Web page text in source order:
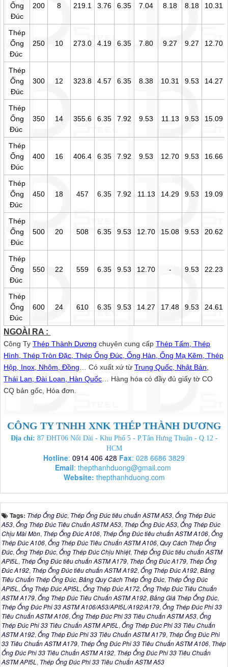
Ống
Đúc
200 8 219.1 3.76 6.35 7.04 8.18 8.18 10.31
Thép
Ống
Đúc
250 10 273.0 4.19 6.35 7.80 9.27 9.27 12.70
Thép
Ống
Đúc
300 12 323.8 4.57 6.35 8.38 10.31 9.53 14.27
Thép
Ống
Đúc
350 14 355.6 6.35 7.92 9.53 11.13 9.53 15.09
Thép
Ống
Đúc
400 16 406.4 6.35 7.92 9.53 12.70 9.53 16.66
Thép
Ống
Đúc
450 18 457 6.35 7.92 11.13 14.29 9.53 19.09
Thép
Ống
Đúc
500 20 508 6.35 9.53 12.70 15.08 9.53 20.62
Thép
Ống
Đúc
550 22 559 6.35 9.53 12.70 - 9.53 22.23
Thép
Ống
Đúc
600 24 610 6.35 9.53 14.27 17.48 9.53 24.61
NGOÀI RA :
Công TyThép Thành Dương chuyên cung cấpThép Tấm, Thép
Hình, Thép Tròn Đặc, Thép Ống Đúc, Ống Hàn, Ống Mạ Kẽm, Thép
Hộp, Inox, Nhôm, Đồng… Có xuất xứ từTrung Quốc, Nhật Bản,
Thái Lan, Đài Loan, Hàn Quốc… Hàng hóa có đầy đủ giấy tờ CO
CQ bản gốc, Hóa đơn.
CÔNG TY TNHH XNK THÉP THÀNH DƯƠNG
Địa chỉ: 87 ĐHT06 Nối Dài - Khu Phố 5 - P.Tân Hưng Thuận - Q.12 -
HCM
Hotline: 0914 406 428 Fax: 028 6686 3829
Email: thepthanhduong@gmail.com
Website: thepthanhduong.com
Tags: Thép Ống Đúc, Thép Ống Đúc tiêu chuẩn ASTM A53, Ống Thép Đúc
A53, Ống Thép Đúc Tiêu Chuẩn ASTM A53, Thép Ống Đúc A53, Ống Thép Đúc
Chịu Mài Mòn, Thép Ống Đúc A106, Thép Ống Đúc tiêu chuẩn ASTM A106, Ống
Thép Đúc A106, Ống Thép Đúc Tiêu Chuẩn ASTM A106, Quy Cách Thép Ống
Đúc, Ống Thép Đúc, Ống Thép Đúc Chịu Nhiệt, Thép Ống Đúc tiêu chuẩn ASTM
API5L , Thép Ống Đúc tiêu chuẩn ASTM A179, Thép Ống Đúc A179, Thép Ống
Đúc A192, Thép Ống Đúc tiêu chuẩn ASTM A192, Ống Thép Đúc A192, Bảng
Tiêu Chuẩn Thép Ống Đúc, Bảng Quy Cách Thép Ống Đúc, Thép Ống Đúc
API5L , Ống Thép Đúc API5L , Ống Thép Đúc A172, Ống Thép Đúc Tiêu Chuẩn
ASTM A179, Ống Thép Đúc Tiêu Chuẩn ASTM A192, Bảng Giá Thép Ống Đúc,
Thép Ống Đúc Phi 33 ASTM A106/A53/API5L/A192/A179, Ống Thép Đúc Phi 33
Tiêu Chuẩn ASTM A106, Ống Thép Đúc Phi 33 Tiêu Chuẩn ASTM A53, Ống
Thép Đúc Phi 33 Tiêu Chuẩn ASTM API5L , Ống Thép Đúc Phi 33 Tiêu Chuẩn
ASTM A192, Ống Thép Đúc Phi 33 Tiêu Chuẩn ASTM A179, Thép Ống Đúc Phi
33 Tiêu Chuẩn ASTM A179, Thép Ống Đúc Phi 33 Tiêu Chuẩn ASTM A106, Thép
Ống Đúc Phi 33 Tiêu Chuẩn ASTM A192, Thép Ống Đúc Phi 33 Tiêu Chuẩn
ASTM API5L , Thép Ống Đúc Phi 33 Tiêu Chuẩn ASTM A53